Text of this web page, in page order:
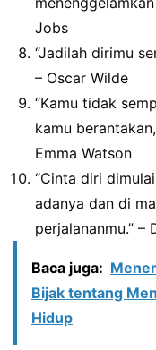
Jobs
“Jadilah dirimu
– Oscar Wilde
“Kamu tidak
kamu
Emma Watson
“Cinta diri
adanya dan di
perjalananmu.” –
Baca juga:
Bijak tentang
Hidup